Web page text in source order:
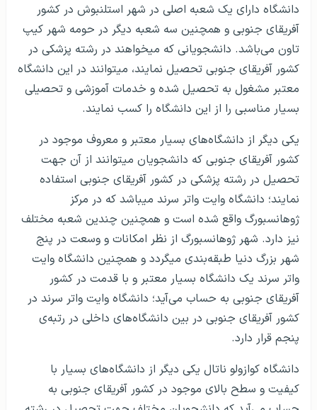
دانشگاه دارای یک شعبه اصلی در شهر استلنبوش در کشور
آفریقای جنوبی و همچنین سه شعبه دیگر در حومه شهر کیپ
تاون می‌باشد. دانشجویانی که میخواهند در رشته پزشکی در
کشور آفریقای جنوبی تحصیل نمایند، می‎توانند در این دانشگاه
معتبر مشغول به تحصیل شده و خدمات آموزشی و تحصیلی
بسیار مناسبی را از این دانشگاه را کسب نمایند.
یکی دیگر از دانشگاه‌های بسیار معتبر و معروف موجود در
کشور آفریقای جنوبی که دانشجویان می‎توانند از آن جهت
تحصیل در رشته پزشکی در کشور آفریقای جنوبی استفاده
نمایند؛ دانشگاه وایت واتر سرند می‎باشد که در مرکز
ژوهانسبورگ واقع شده است و همچنین چندین شعبه مختلف
نیز دارد. شهر ژوهانسبورگ از نظر امکانات و وسعت در پنج
شهر بزرگ دنیا طبقه‌بندی می‎گردد و همچنین دانشگاه وایت
واتر سرند یک دانشگاه بسیار معتبر و با قدمت در کشور
آفریقای جنوبی به حساب می‎‌آید؛ دانشگاه وایت واتر سرند در
کشور آفریقای جنوبی در بین دانشگاه‌های داخلی در رتبه‌ی
پنجم قرار دارد.
دانشگاه کوازولو ناتال یکی دیگر از دانشگاه‌های بسیار با
کیفیت و سطح بالای موجود در کشور آفریقای جنوبی به